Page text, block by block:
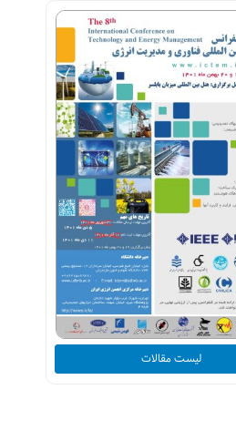
لیست مقالات